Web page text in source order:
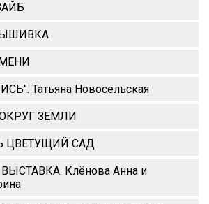
Татьяна Новосельская
ЗЕМЛИ
ЦВЕТУЩИЙ САД
Клёнова Анна и